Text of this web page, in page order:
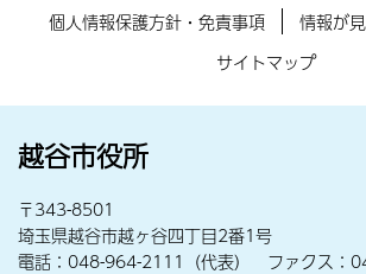
個人情報保護方針・免責事項
情報が
サイトマップ
越谷市役所
〒343-8501
埼玉県越谷市越ヶ谷四丁目2番1号
電話：048-964-2111（代表） ファクス：